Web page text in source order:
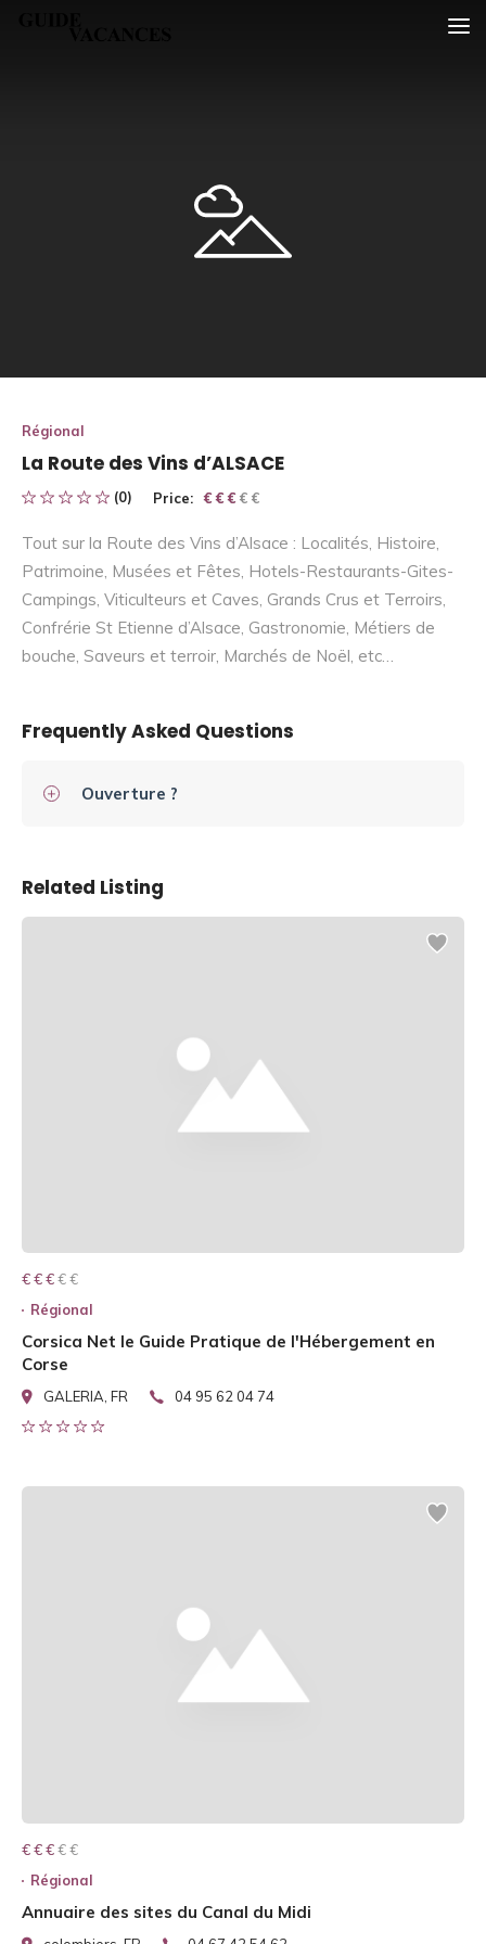
Régional
La Route des Vins d’ALSACE
(0) Price: € € € € €
€ € €
Tout sur la Route des Vins d’Alsace : Localités, Histoire,
Patrimoine, Musées et Fêtes, Hotels-Restaurants-Gites-
Campings, Viticulteurs et Caves, Grands Crus et Terroirs,
Confrérie St Etienne d’Alsace, Gastronomie, Métiers de
bouche, Saveurs et terroir, Marchés de Noël, etc…
Frequently Asked Questions
Ouverture ?
Related Listing
€ € € € €
€ € €
Régional
Corsica Net le Guide Pratique de l'Hébergement en
Corse
GALERIA, FR 04 95 62 04 74
€ € € € €
€ € €
Régional
Annuaire des sites du Canal du Midi